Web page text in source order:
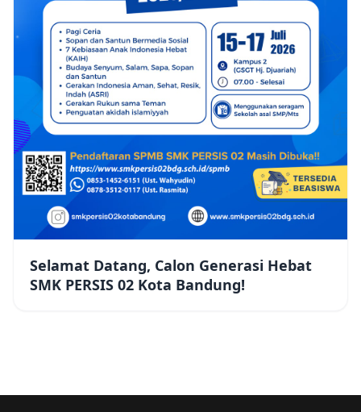
Selamat Datang, Calon Generasi Hebat
SMK PERSIS 02 Kota Bandung!